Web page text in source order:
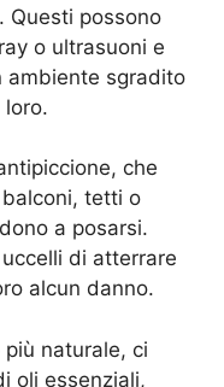
Questi possono
o ultrasuoni e
ambiente sgradito
loro.
che
tetti o
a posarsi.
di atterrare
alcun danno.
naturale, ci
oli essenziali,